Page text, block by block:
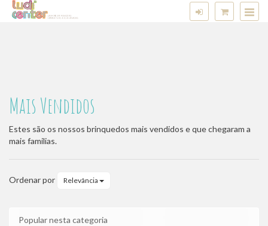
Mais Vendidos
Mais
Estes são os nossos brinquedos mais vendidos e que chegaram a
mais familias.
Ordenar por Relevância
Popular nesta categoria